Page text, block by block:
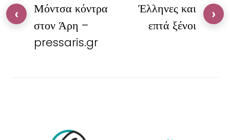
Μόντσα κόντρα
στον Άρη –
pressaris.gr
Έλληνες και
επτά ξένοι
‹ ›